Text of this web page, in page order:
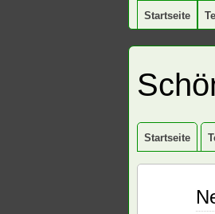
Startseite
Startseite